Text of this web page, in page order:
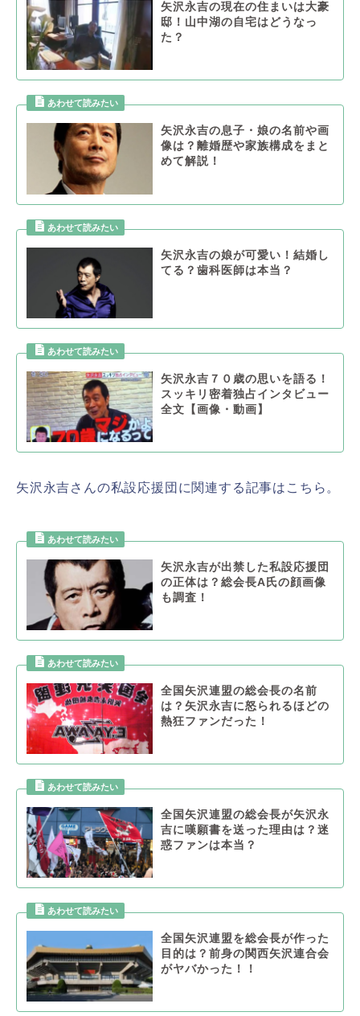
矢沢永吉の現在の住まいは大豪
邸！山中湖の自宅はどうなっ
た？
矢沢永吉の息子・娘の名前や画
像は？離婚歴や家族構成をまと
めて解説！
矢沢永吉の娘が可愛い！結婚し
てる？歯科医師は本当？
矢沢永吉７０歳の思いを語る！
スッキリ密着独占インタビュー
全文【画像・動画】
矢沢永吉さんの私設応援団に関連する記事はこちら。
矢沢永吉が出禁した私設応援団
の正体は？総会長A氏の顔画像
も調査！
全国矢沢連盟の総会長の名前
は？矢沢永吉に怒られるほどの
熱狂ファンだった！
全国矢沢連盟の総会長が矢沢永
吉に嘆願書を送った理由は？迷
惑ファンは本当？
全国矢沢連盟を総会長が作った
目的は？前身の関西矢沢連合会
がヤバかった！！